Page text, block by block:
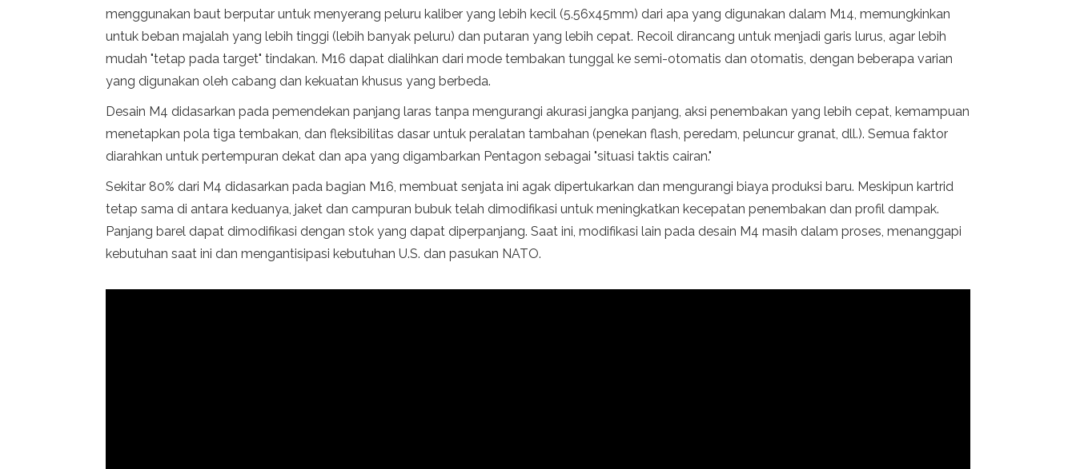
menggunakan baut berputar untuk menyerang peluru kaliber yang lebih kecil (5.56x45mm) dari apa yang digunakan dalam M14, memungkinkan
untuk beban majalah yang lebih tinggi (lebih banyak peluru) dan putaran yang lebih cepat. Recoil dirancang untuk menjadi garis lurus, agar lebih
mudah "tetap pada target" tindakan. M16 dapat dialihkan dari mode tembakan tunggal ke semi-otomatis dan otomatis, dengan beberapa varian
yang digunakan oleh cabang dan kekuatan khusus yang berbeda.
Desain M4 didasarkan pada pemendekan panjang laras tanpa mengurangi akurasi jangka panjang, aksi penembakan yang lebih cepat, kemampuan
menetapkan pola tiga tembakan, dan fleksibilitas dasar untuk peralatan tambahan (penekan flash, peredam, peluncur granat, dll.). Semua faktor
diarahkan untuk pertempuran dekat dan apa yang digambarkan Pentagon sebagai "situasi taktis cairan."
Sekitar 80% dari M4 didasarkan pada bagian M16, membuat senjata ini agak dipertukarkan dan mengurangi biaya produksi baru. Meskipun kartrid
tetap sama di antara keduanya, jaket dan campuran bubuk telah dimodifikasi untuk meningkatkan kecepatan penembakan dan profil dampak.
Panjang barel dapat dimodifikasi dengan stok yang dapat diperpanjang. Saat ini, modifikasi lain pada desain M4 masih dalam proses, menanggapi
kebutuhan saat ini dan mengantisipasi kebutuhan U.S. dan pasukan NATO.